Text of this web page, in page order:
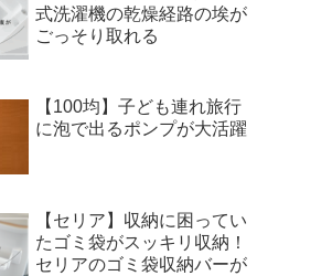
式洗濯機の乾燥経路の埃が
ごっそり取れる
【100均】子ども連れ旅行
に泡で出るポンプが大活躍
【セリア】収納に困ってい
たゴミ袋がスッキリ収納！
セリアのゴミ袋収納バーが